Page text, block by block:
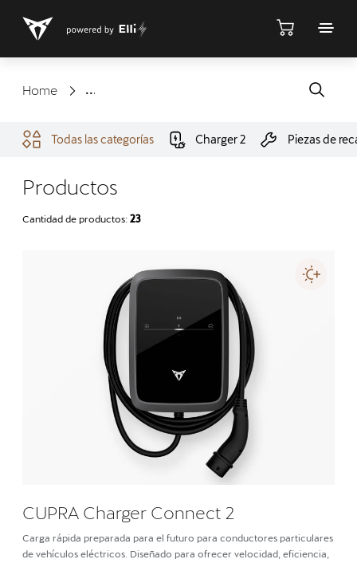
Home
Todas las categorías Charger 2 Piezas de
Productos
Cantidad de productos:23
CUPRA Charger Connect 2
Carga rápida preparada para el futuro para conductores particulares
de vehículos eléctricos. Diseñado para ofrecer velocidad, eficiencia,